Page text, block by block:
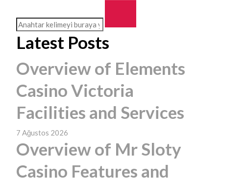
Latest Posts
Overview of Elements
Casino Victoria
Facilities and Services
7 Ağustos 2026
Overview of Mr Sloty
Casino Features and